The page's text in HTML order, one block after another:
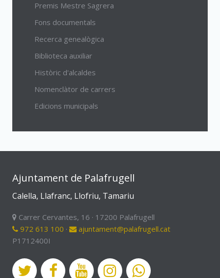
Premis Mestre Sagrera
Fons documentals
Recerca genealògica
Biblioteca auxiliar
Històric d'alcaldes
Nomenclàtor de carrers
Edicions municipals
Ajuntament de Palafrugell
Calella, Llafranc, Llofriu, Tamariu
Carrer Cervantes, 16 · 17200 Palafrugell
972 613 100 ·
ajuntament@palafrugell.cat
P1712400I